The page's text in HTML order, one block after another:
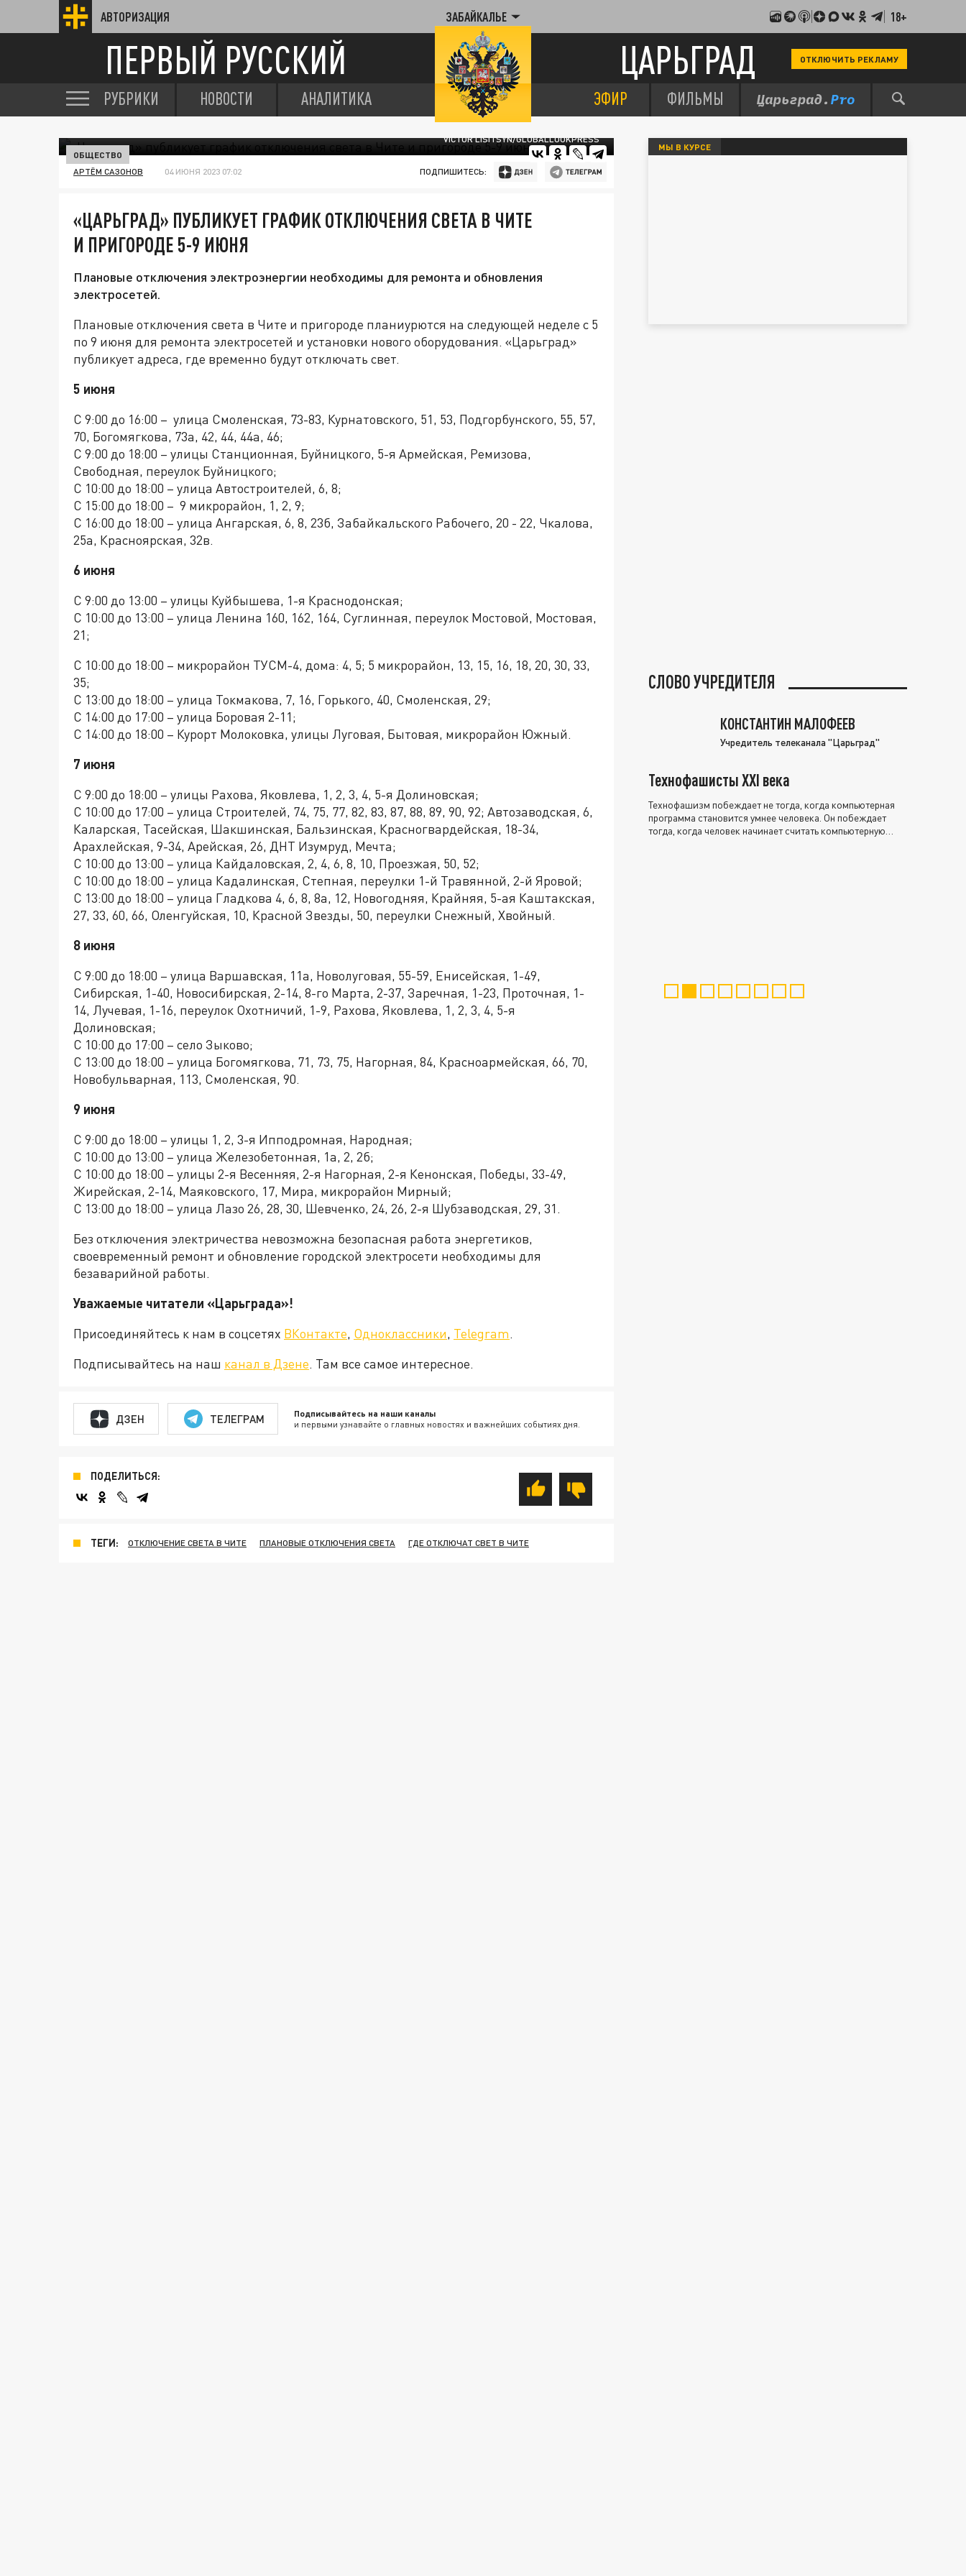
АВТОРИЗАЦИЯ ЗАБАЙКАЛЬЕ 18+
ПЕРВЫЙ РУССКИЙ ЦАРЬГРАД ОТКЛЮЧИТЬ РЕКЛАМУ
РУБРИКИ НОВОСТИ АНАЛИТИКА ЭФИР ФИЛЬМЫ
VICTOR LISITSYN/GLOBALLOOKPRESS
ОБЩЕСТВО
АРТЁМ САЗОНОВ 04 ИЮНЯ 2023 07:02 ПОДПИШИТЕСЬ:
«ЦАРЬГРАД» ПУБЛИКУЕТ ГРАФИК ОТКЛЮЧЕНИЯ СВЕТА В ЧИТЕ
И ПРИГОРОДЕ 5-9 ИЮНЯ
Плановые отключения электроэнергии необходимы для ремонта и обновления
электросетей.
Плановые отключения света в Чите и пригороде планиурются на следующей неделе с 5
по 9 июня для ремонта электросетей и установки нового оборудования. «Царьград»
публикует адреса, где временно будут отключать свет.
5 июня
С 9:00 до 16:00 – улица Смоленская, 73-83, Курнатовского, 51, 53, Подгорбунского, 55, 57,
70, Богомягкова, 73а, 42, 44, 44а, 46;
С 9:00 до 18:00 – улицы Станционная, Буйницкого, 5-я Армейская, Ремизова,
Свободная, переулок Буйницкого;
С 10:00 до 18:00 – улица Автостроителей, 6, 8;
С 15:00 до 18:00 – 9 микрорайон, 1, 2, 9;
С 16:00 до 18:00 – улица Ангарская, 6, 8, 23б, Забайкальского Рабочего, 20 - 22, Чкалова,
25а, Красноярская, 32в.
6 июня
С 9:00 до 13:00 – улицы Куйбышева, 1-я Краснодонская;
С 10:00 до 13:00 – улица Ленина 160, 162, 164, Суглинная, переулок Мостовой, Мостовая,
21;
С 10:00 до 18:00 – микрорайон ТУСМ-4, дома: 4, 5; 5 микрорайон, 13, 15, 16, 18, 20, 30, 33,
35;
С 13:00 до 18:00 – улица Токмакова, 7, 16, Горького, 40, Смоленская, 29;
С 14:00 до 17:00 – улица Боровая 2-11;
С 14:00 до 18:00 – Курорт Молоковка, улицы Луговая, Бытовая, микрорайон Южный.
7 июня
С 9:00 до 18:00 – улицы Рахова, Яковлева, 1, 2, 3, 4, 5-я Долиновская;
С 10:00 до 17:00 – улица Строителей, 74, 75, 77, 82, 83, 87, 88, 89, 90, 92; Автозаводская, 6,
Каларская, Тасейская, Шакшинская, Бальзинская, Красногвардейская, 18-34,
Арахлейская, 9-34, Арейская, 26, ДНТ Изумруд, Мечта;
С 10:00 до 13:00 – улица Кайдаловская, 2, 4, 6, 8, 10, Проезжая, 50, 52;
С 10:00 до 18:00 – улица Кадалинская, Степная, переулки 1-й Травянной, 2-й Яровой;
С 13:00 до 18:00 – улица Гладкова 4, 6, 8, 8а, 12, Новогодняя, Крайняя, 5-ая Каштакская,
27, 33, 60, 66, Оленгуйская, 10, Красной Звезды, 50, переулки Снежный, Хвойный.
8 июня
С 9:00 до 18:00 – улица Варшавская, 11а, Новолуговая, 55-59, Енисейская, 1-49,
Сибирская, 1-40, Новосибирская, 2-14, 8-го Марта, 2-37, Заречная, 1-23, Проточная, 1-
14, Лучевая, 1-16, переулок Охотничий, 1-9, Рахова, Яковлева, 1, 2, 3, 4, 5-я
Долиновская;
С 10:00 до 17:00 – село Зыково;
С 13:00 до 18:00 – улица Богомягкова, 71, 73, 75, Нагорная, 84, Красноармейская, 66, 70,
Новобульварная, 113, Смоленская, 90.
9 июня
С 9:00 до 18:00 – улицы 1, 2, 3-я Ипподромная, Народная;
С 10:00 до 13:00 – улица Железобетонная, 1а, 2, 2б;
С 10:00 до 18:00 – улицы 2-я Весенняя, 2-я Нагорная, 2-я Кенонская, Победы, 33-49,
Жирейская, 2-14, Маяковского, 17, Мира, микрорайон Мирный;
С 13:00 до 18:00 – улица Лазо 26, 28, 30, Шевченко, 24, 26, 2-я Шубзаводская, 29, 31.
Без отключения электричества невозможна безопасная работа энергетиков,
своевременный ремонт и обновление городской электросети необходимы для
безаварийной работы.
Уважаемые читатели «Царьграда»!
Присоединяйтесь к нам в соцсетях ВКонтакте, Одноклассники, Telegram.
Подписывайтесь на наш канал в Дзене. Там все самое интересное.
ДЗЕН ТЕЛЕГРАМ Подписывайтесь на наши каналы
и первыми узнавайте о главных новостях и важнейших событиях дня.
ПОДЕЛИТЬСЯ:
ТЕГИ: ОТКЛЮЧЕНИЕ СВЕТА В ЧИТЕ ПЛАНОВЫЕ ОТКЛЮЧЕНИЯ СВЕТА ГДЕ ОТКЛЮЧАТ СВЕТ В ЧИТЕ
МЫ В КУРСЕ
СЛОВО УЧРЕДИТЕЛЯ
КОНСТАНТИН МАЛОФЕЕВ
Учредитель телеканала "Царьград"
Технофашисты XXI века
Технофашизм побеждает не тогда, когда компьютерная
программа становится умнее человека. Он побеждает
тогда, когда человек начинает считать компьютерную